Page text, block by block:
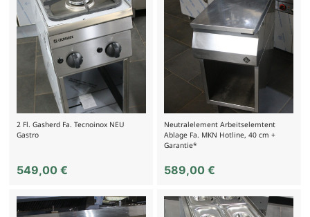
2 Fl. Gasherd Fa. Tecnoinox NEU
Gastro
549,00 €
Neutralelement Arbeitselemtent
Ablage Fa. MKN Hotline, 40 cm +
Garantie*
589,00€